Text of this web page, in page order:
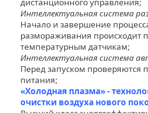
Интеллектуальная система
Начало и завершение
размораживания происходит
температурным датчикам;
Интеллектуальная система
Перед запуском проверяются
питания;
«Холодная плазма» -
очистки воздуха нового